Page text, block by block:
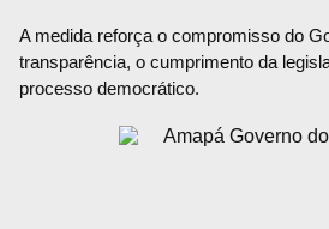
A medida reforça o compromisso do
transparência, o cumprimento da
processo democrático.